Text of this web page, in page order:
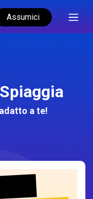
Assumici
a te!